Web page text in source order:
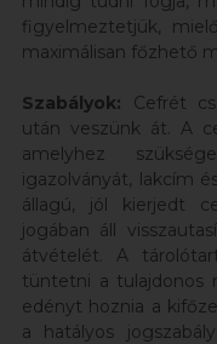
figyelmeztetjük,
maximálisan főzhető
Szabályok: Cefrét
után veszünk át. A
amelyhez
igazolványát, lakcím
állagú, jól kierjedt
jogában áll
átvételét. A
tüntetni a tulajdonos
edényt hoznia a
a hatályos